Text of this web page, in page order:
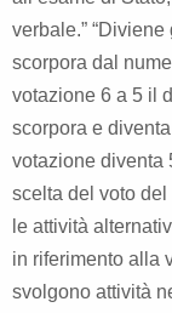
verbale.”
scorpora dal
votazione 6 a 5 il
scorpora e
votazione diventa
scelta del voto
le attività
in riferimento alla
svolgono attività